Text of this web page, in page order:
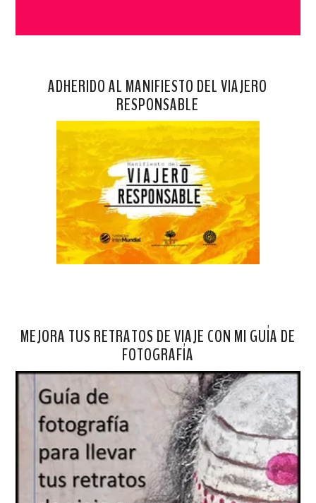
ADHERIDO AL MANIFIESTO DEL VIAJERO
RESPONSABLE
MEJORA TUS RETRATOS DE VIAJE CON MI GUÍA DE
FOTOGRAFÍA